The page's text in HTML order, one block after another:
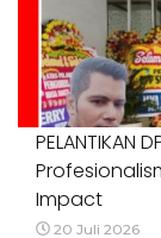
PELANTIKAN
Impact
20 Juli 2026